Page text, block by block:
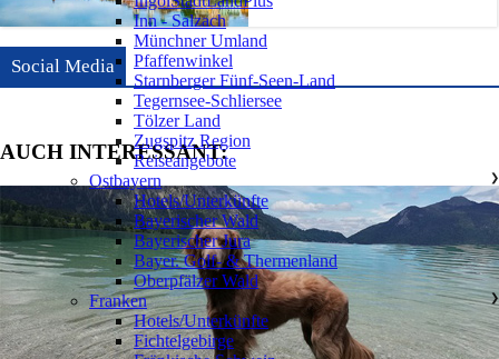
Social Media
AUCH INTERESSANT:
Inn - Salzach
Münchner Umland
Pfaffenwinkel
Starnberger Fünf-Seen-Land
Tegernsee-Schliersee
Tölzer Land
Zugspitz Region
Reiseangebote
Ostbayern
❯
Hotels/Unterkünfte
Bayerischer Wald
Bayerischer Jura
Bayer. Golf- & Thermenland
Oberpfälzer Wald
Franken
❯
Hotels/Unterkünfte
Fichtelgebirge